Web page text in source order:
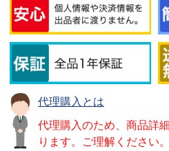
代理購入とは
代理購入のため、商品詳
ります。ご理解ください。